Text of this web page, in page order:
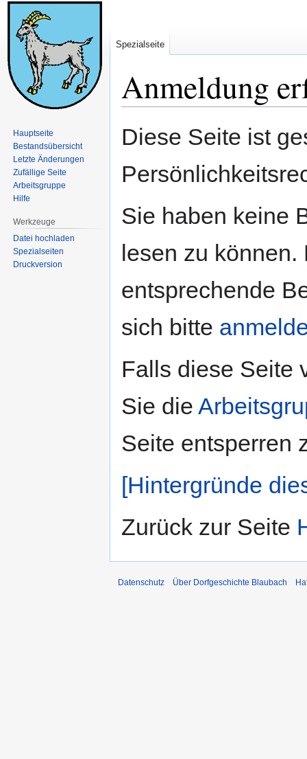
Anmeldung
Navigation
Suche
Diese Seite ist
Sie haben keine
lesen zu
entsprechende
sich bitte
Falls diese Seite
Sie die
Seite entsperren
[Hintergründe
Zurück zur Seite
Spezialseite
Hauptseite
Bestandsübersicht
Letzte Änderungen
Zufällige Seite
Arbeitsgruppe
Hilfe
Werkzeuge
Datei hochladen
Spezialseiten
Druckversion
Datenschutz Über Dorfgeschichte Blaubach